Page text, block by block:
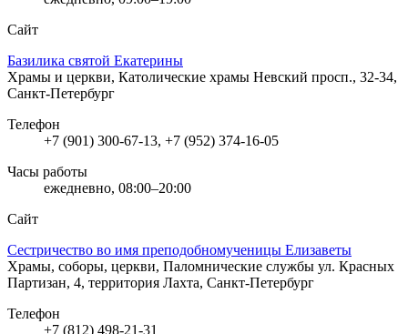
Сайт
Базилика святой Екатерины
Храмы и церкви, Католические храмы Невский просп., 32-34,
Санкт-Петербург
Телефон
+7 (901) 300-67-13, +7 (952) 374-16-05
Часы работы
ежедневно, 08:00–20:00
Сайт
Сестричество во имя преподобномученицы Елизаветы
Храмы, соборы, церкви, Паломнические службы ул. Красных
Партизан, 4, территория Лахта, Санкт-Петербург
Телефон
+7 (812) 498-21-31